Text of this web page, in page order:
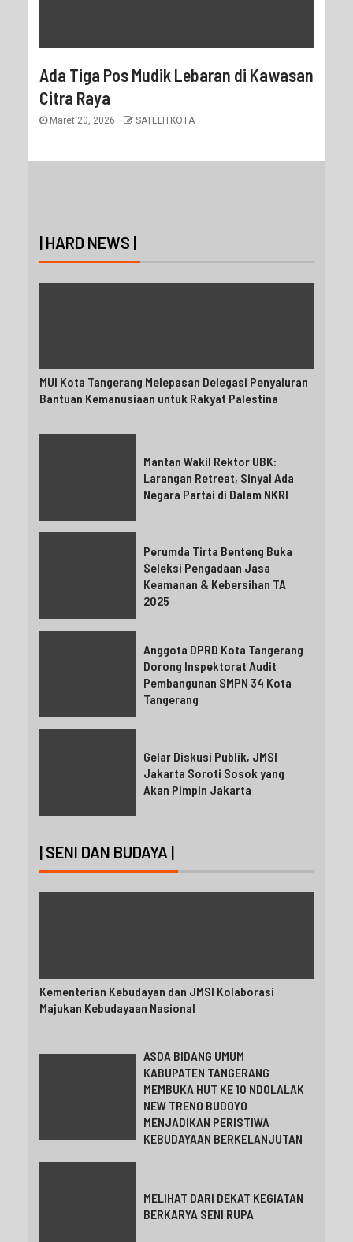
Ada Tiga Pos Mudik Lebaran di Kawasan
Citra Raya
Maret 20, 2026 SATELITKOTA
| HARD NEWS |
MUI Kota Tangerang Melepasan Delegasi Penyaluran
Bantuan Kemanusiaan untuk Rakyat Palestina
Mantan Wakil Rektor UBK:
Larangan Retreat, Sinyal Ada
Negara Partai di Dalam NKRI
Perumda Tirta Benteng Buka
Seleksi Pengadaan Jasa
Keamanan & Kebersihan TA
2025
Anggota DPRD Kota Tangerang
Dorong Inspektorat Audit
Pembangunan SMPN 34 Kota
Tangerang
Gelar Diskusi Publik, JMSI
Jakarta Soroti Sosok yang
Akan Pimpin Jakarta
| SENI DAN BUDAYA |
Kementerian Kebudayan dan JMSI Kolaborasi
Majukan Kebudayaan Nasional
ASDA BIDANG UMUM
KABUPATEN TANGERANG
MEMBUKA HUT KE 10 NDOLALAK
NEW TRENO BUDOYO
MENJADIKAN PERISTIWA
KEBUDAYAAN BERKELANJUTAN
MELIHAT DARI DEKAT KEGIATAN
BERKARYA SENI RUPA